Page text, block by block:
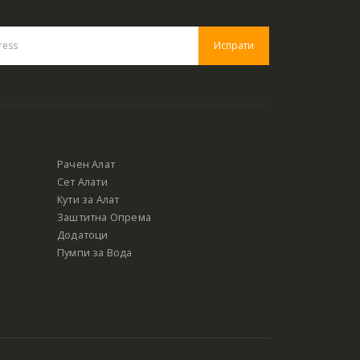
Рачен Алат
Сет Алати
Кути за Алат
Заштитна Опрема
Додатоци
Пумпи за Вода